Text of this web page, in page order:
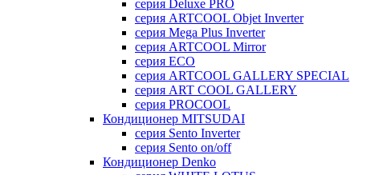
серия Deluxe PRO
серия ARTCOOL Objet Inverter
серия Mega Plus Inverter
серия ARTCOOL Mirror
серия ECO
серия ARTCOOL GALLERY SPECIAL
серия ART COOL GALLERY
серия PROCOOL
Кондиционер MITSUDAI
серия Sento Inverter
серия Sento on/off
Кондиционер Denko